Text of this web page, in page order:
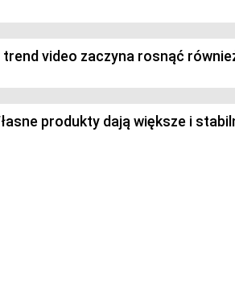
video zaczyna rosnąć
produkty dają większe i